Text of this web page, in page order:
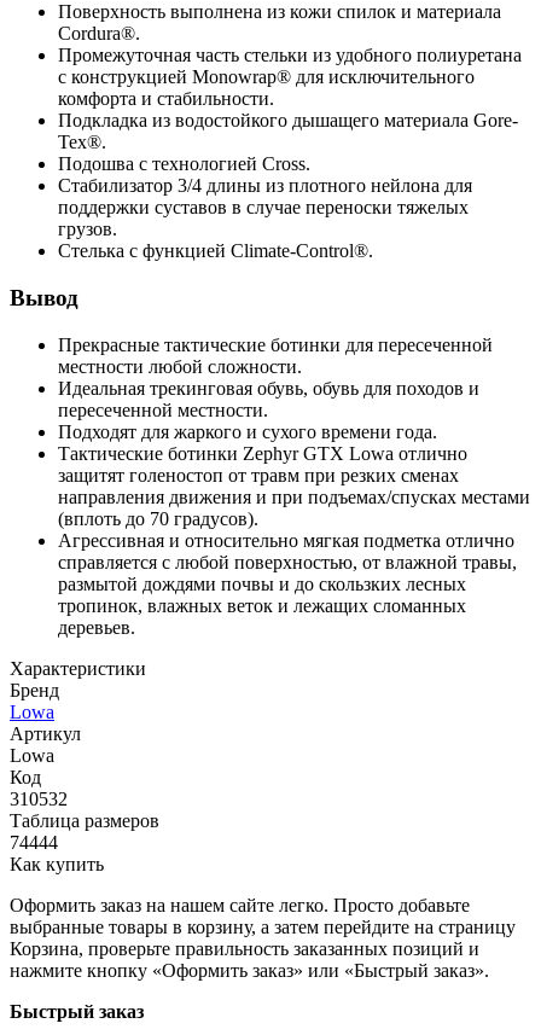
Поверхность выполнена из кожи спилок и материала
Cordura®.
Промежуточная часть стельки из удобного полиуретана
с конструкцией Monowrap® для исключительного
комфорта и стабильности.
Подкладка из водостойкого дышащего материала Gore-
Tex®.
Подошва с технологией Cross.
Стабилизатор 3/4 длины из плотного нейлона для
поддержки суставов в случае переноски тяжелых
грузов.
Стелька с функцией Climate-Control®.
Вывод
Прекрасные тактические ботинки для пересеченной
местности любой сложности.
Идеальная трекинговая обувь, обувь для походов и
пересеченной местности.
Подходят для жаркого и сухого времени года.
Тактические ботинки Zephyr GTX Lowa отлично
защитят голеностоп от травм при резких сменах
направления движения и при подъемах/спусках местами
(вплоть до 70 градусов).
Агрессивная и относительно мягкая подметка отлично
справляется с любой поверхностью, от влажной травы,
размытой дождями почвы и до скользких лесных
тропинок, влажных веток и лежащих сломанных
деревьев.
Характеристики
Бренд
Lowa
Артикул
Lowa
Код
310532
Таблица размеров
74444
Как купить
Оформить заказ на нашем сайте легко. Просто добавьте
выбранные товары в корзину, а затем перейдите на страницу
Корзина, проверьте правильность заказанных позиций и
нажмите кнопку «Оформить заказ» или «Быстрый заказ».
Быстрый заказ